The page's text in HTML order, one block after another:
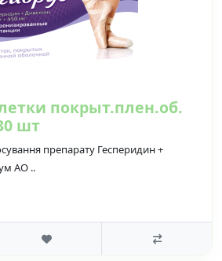
покрыт.плен.об.
шт
препарату Гесперидин +
АО ..